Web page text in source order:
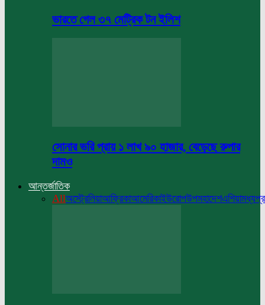
ভারতে গেল ৩৭ মেট্রিক টন ইলিশ
সোনার ভরি প্রায় ১ লাখ ৯০ হাজার, বেড়েছে রুপার
দামও
আন্তর্জাতিক
Allঅস্ট্রেলিয়াআফ্রিকাআমেরিকাইউরোপউপমহাদেশএশিয়া